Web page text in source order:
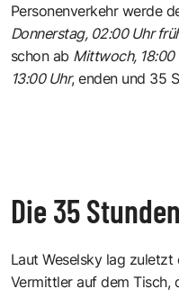
Personenverkehr werde
Donnerstag, 02:00 Uhr
schon ab Mittwoch, 18:00
13:00 Uhr, enden und 35
Die 35 Stunden
Laut Weselsky lag
Vermittler auf dem Tisch,